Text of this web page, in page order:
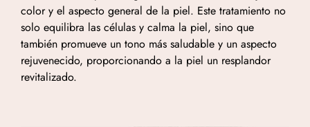
color y el aspecto general de la piel. Este tratamiento no
solo equilibra las células y calma la piel, sino que
también promueve un tono más saludable y un aspecto
rejuvenecido, proporcionando a la piel un resplandor
revitalizado.